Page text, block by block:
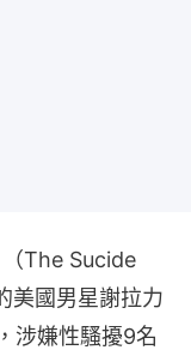
The Sucide
美國男星謝拉力
涉嫌性騷擾9名